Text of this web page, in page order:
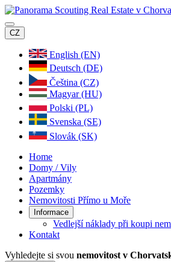
CZ
English (EN)
Deutsch (DE)
Čeština (CZ)
Magyar (HU)
Polski (PL)
Svenska (SE)
Slovák (SK)
Home
Domy / Vily
Apartmány
Pozemky
Nemovitosti Přímo u Moře
Informace
Vedlejší náklady při koupi
Kontakt
Vyhledejte si svou nemovitost v